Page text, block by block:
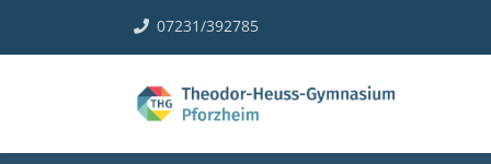
07231/392785